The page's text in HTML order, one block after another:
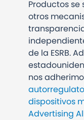
Productos
otros
de la ESRB.
nos
dispositivos
Advertising